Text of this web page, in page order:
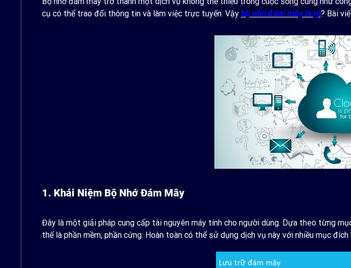
cụ có thể trao đổi thông tin và làm việc trực tuyến. Vậy bộ nhớ đám mây là gì? Bài
1. Khái Niệm Bộ Nhớ Đám Mây
Đây là một giải pháp cung cấp tài nguyên máy tính cho người dùng. Dựa theo từng
thể là phần mềm, phần cứng. Hoàn toàn có thể sử dụng dịch vụ này với nhiều mục